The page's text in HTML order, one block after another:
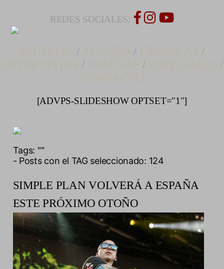
REDES SOCIALES:
/ /
/
/ /
/
[ADVPS-SLIDESHOW OPTSET="1"]
Tags: ""
- Posts con el TAG seleccionado: 124
SIMPLE PLAN VOLVERÁ A ESPAÑA
ESTE PRÓXIMO OTOÑO